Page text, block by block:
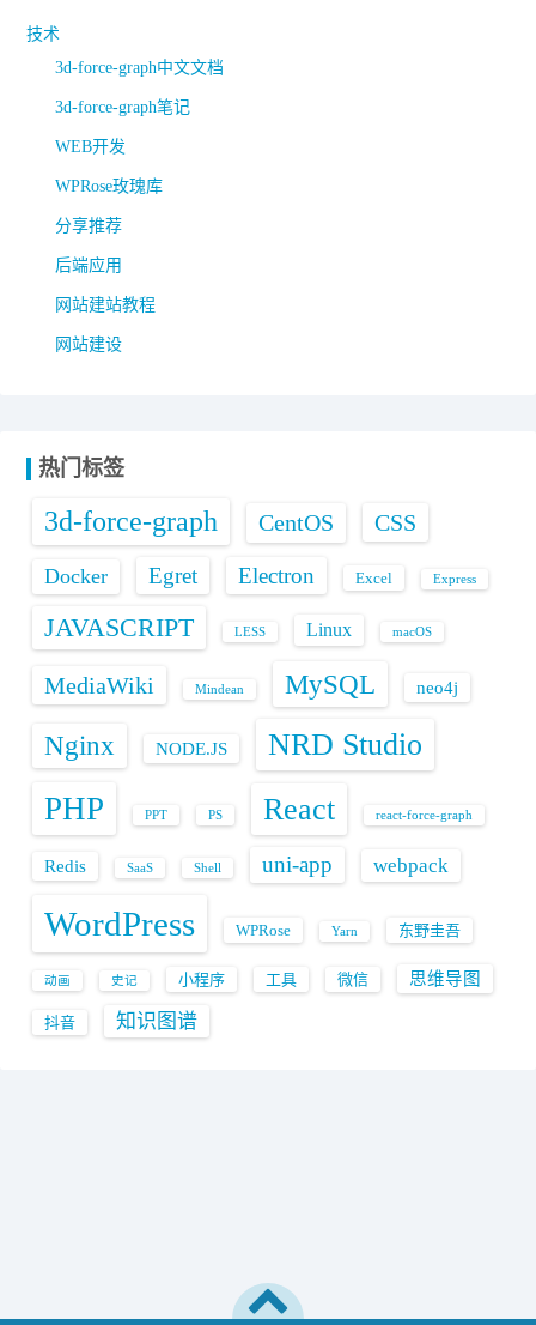
技术
3d-force-graph中文文档
3d-force-graph笔记
WEB开发
WPRose玫瑰库
分享推荐
后端应用
网站建站教程
网站建设
热门标签
3d-force-graph CentOS CSS
Docker Egret Electron Excel Express
JAVASCRIPT LESS Linux macOS
MediaWiki Mindean MySQL neo4j
Nginx NODE.JS NRD Studio
PHP PPT PS React react-force-graph
Redis SaaS Shell uni-app webpack
WordPress WPRose Yarn 东野圭吾
动画 史记 小程序 工具 微信 思维导图
抖音 知识图谱